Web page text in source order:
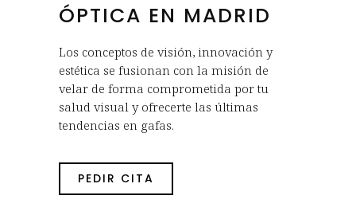
ÓPTICA EN MADRID
Los conceptos de visión, innovación y
estética se fusionan con la misión de
velar de forma comprometida por tu
salud visual y ofrecerte las últimas
tendencias en gafas.
PEDIR CITA